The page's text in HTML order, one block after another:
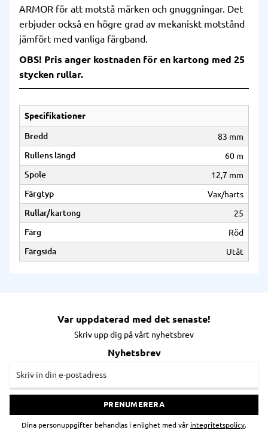
ARMOR för att motstå märken och gnuggningar. Det
erbjuder också en högre grad av mekaniskt motstånd
jämfört med vanliga färgband.
OBS! Pris anger kostnaden för en kartong med 25
stycken rullar.
Specifikationer
Bredd
83 mm
Rullens längd
60 m
Spole
12,7 mm
Färgtyp
Vax/harts
Rullar/kartong
25
Färg
Röd
Färgsida
Utåt
Var uppdaterad med det senaste!
Skriv upp dig på vårt nyhetsbrev
Nyhetsbrev
PRENUMERERA
Dina personuppgifter behandlas i enlighet med vår integritetspolicy.